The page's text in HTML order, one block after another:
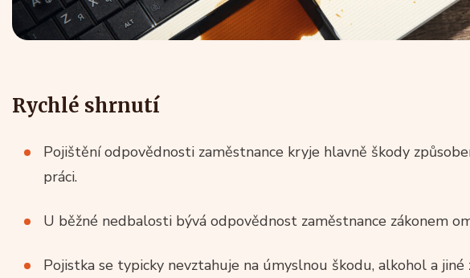
Rychlé shrnutí
Pojištění odpovědnosti zaměstnance kryje hlavně škody
práci.
U běžné nedbalosti bývá odpovědnost zaměstnance zákonem
Pojistka se typicky nevztahuje na úmyslnou škodu, alkohol a jiné